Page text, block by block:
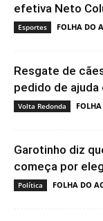
efetiva Neto
Esportes FOLHA DO
Resgate de
pedido de ajuda
Volta Redonda
Garotinho diz
começa por
Política FOLHA DO